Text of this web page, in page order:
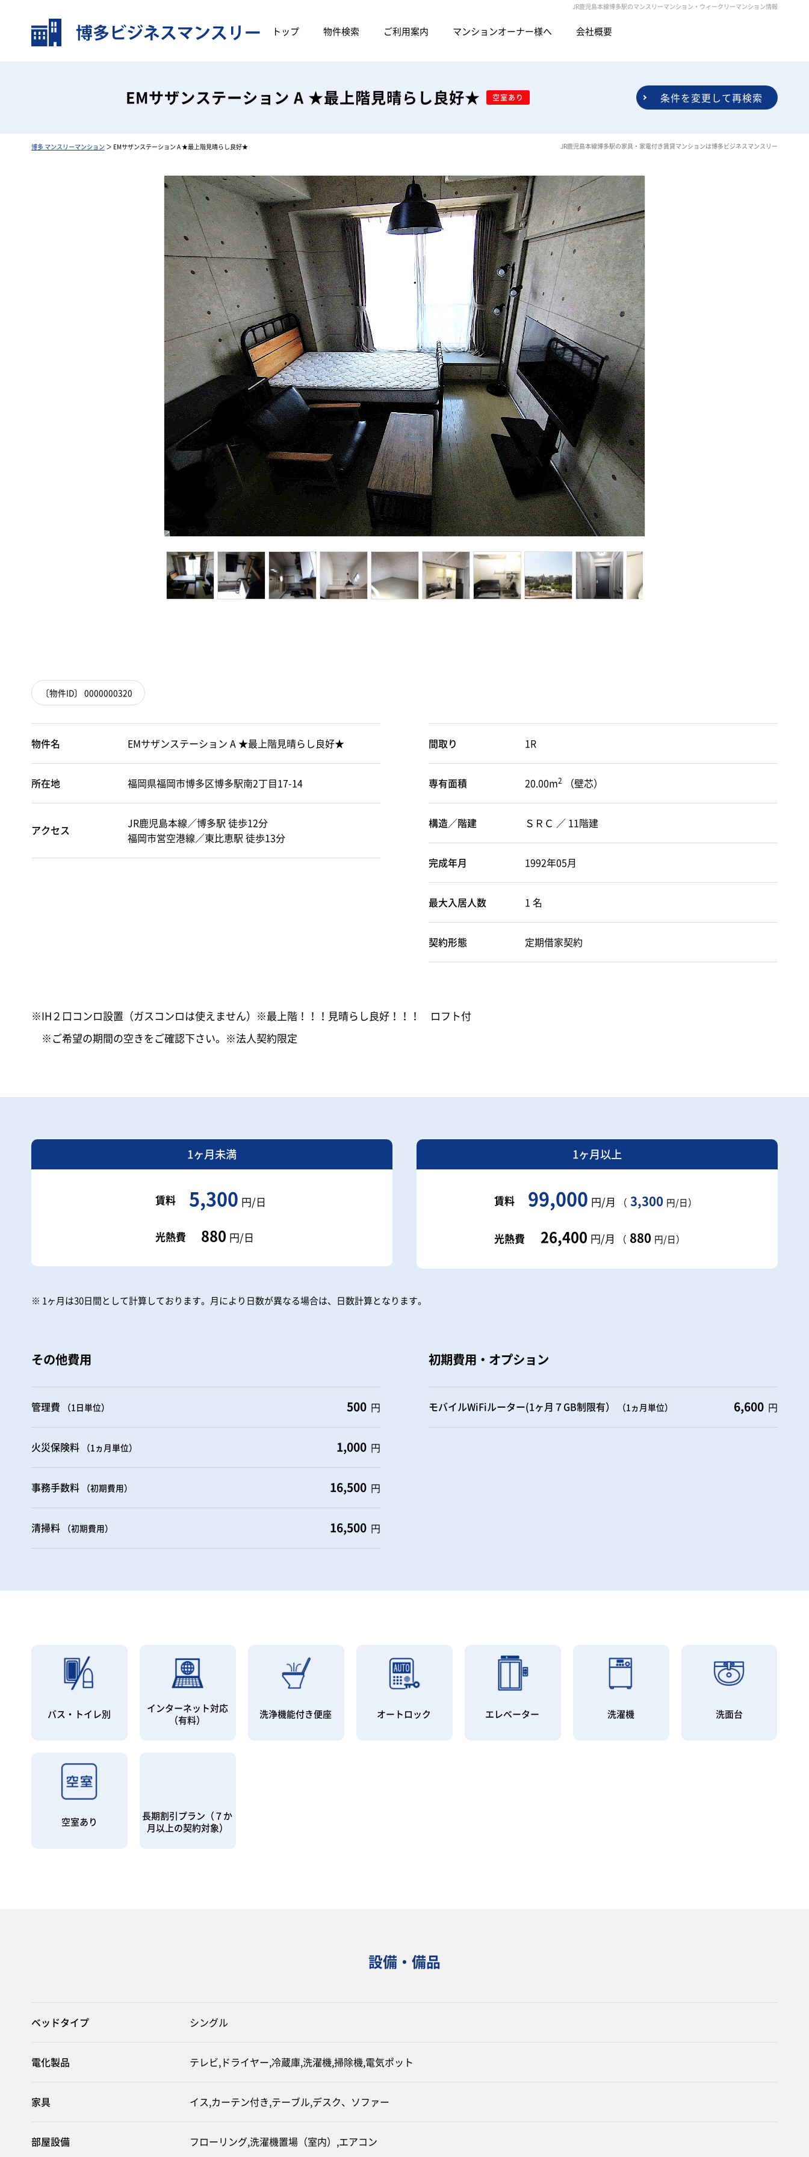
JR鹿児島本線博多駅のマンスリーマンション・ウィークリーマンション情報
トップ 物件検索 ご利用案内 マンションオーナー様へ 会社概要
EMサザンステーション A ★最上階見晴らし良好★ 空室あり 条件を変更して再検索
博多 マンスリーマンション ＞ EMサザンステーション A ★最上階見晴らし良好★ JR鹿児島本線博多駅の家具・家電付き賃貸マンションは博多ビジネスマンスリー
〔物件ID〕 0000000320
物件名 EMサザンステーション A ★最上階見晴らし良好★
所在地 福岡県福岡市博多区博多駅南2丁目17-14
アクセス
JR鹿児島本線／博多駅 徒歩12分
福岡市営空港線／東比恵駅 徒歩13分
間取り 1R
専有面積 20.00m2 （壁芯）
構造／階建 ＳＲＣ ／ 11階建
完成年月 1992年05月
最大入居人数 1 名
契約形態 定期借家契約
※IH２口コンロ設置（ガスコンロは使えません）※最上階！！！見晴らし良好！！！ ロフト付
※ご希望の期間の空きをご確認下さい。※法人契約限定
1ヶ月未満
賃料 5,300 円/日
光熱費 880 円/日
1ヶ月以上
賃料 99,000 円/月 （ 3,300 円/日）
光熱費 26,400 円/月 （ 880 円/日）
※ 1ヶ月は30日間として計算しております。 月により日数が異なる場合は、日数計算となります。
その他費用
管理費 （1日単位） 500 円
火災保険料 （1ヵ月単位） 1,000 円
事務手数料 （初期費用） 16,500 円
清掃料 （初期費用） 16,500 円
初期費用・オプション
モバイルWiFiルーター(1ヶ月７GB制限有） （1ヵ月単位） 6,600 円
バス・トイレ別
インターネット対応
（有料）
洗浄機能付き便座 オートロック エレベーター 洗濯機 洗面台
空室あり
長期割引プラン（７か
月以上の契約対象）
設備・備品
ベッドタイプ シングル
電化製品 テレビ,ドライヤー,冷蔵庫,洗濯機,掃除機,電気ポット
家具 イス,カーテン付き,テーブル,デスク、ソファー
部屋設備 フローリング,洗濯機置場（室内）,エアコン